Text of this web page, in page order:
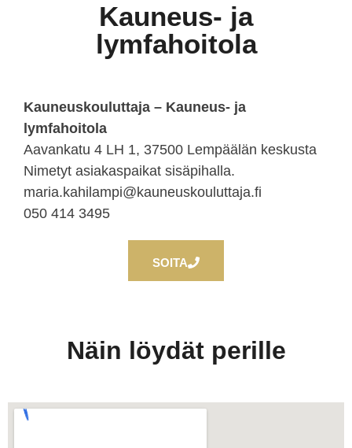
Kauneus- ja
lymfahoitola
Kauneuskouluttaja – Kauneus- ja
lymfahoitola
Aavankatu 4 LH 1, 37500 Lempäälän keskusta
Nimetyt asiakaspaikat sisäpihalla.
maria.kahilampi@kauneuskouluttaja.fi
050 414 3495
SOITA
Näin löydät perille